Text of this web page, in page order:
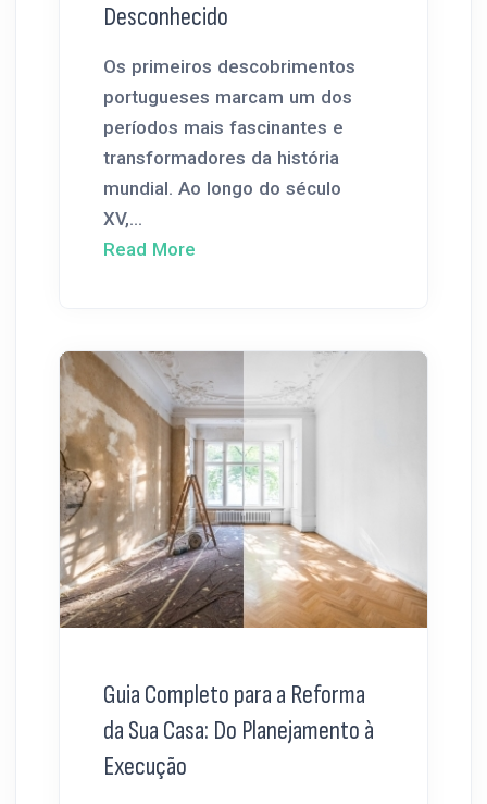
Desconhecido
Os primeiros descobrimentos
portugueses marcam um dos
períodos mais fascinantes e
transformadores da história
mundial. Ao longo do século
XV,...
Read More
Guia Completo para a Reforma
da Sua Casa: Do Planejamento à
Execução